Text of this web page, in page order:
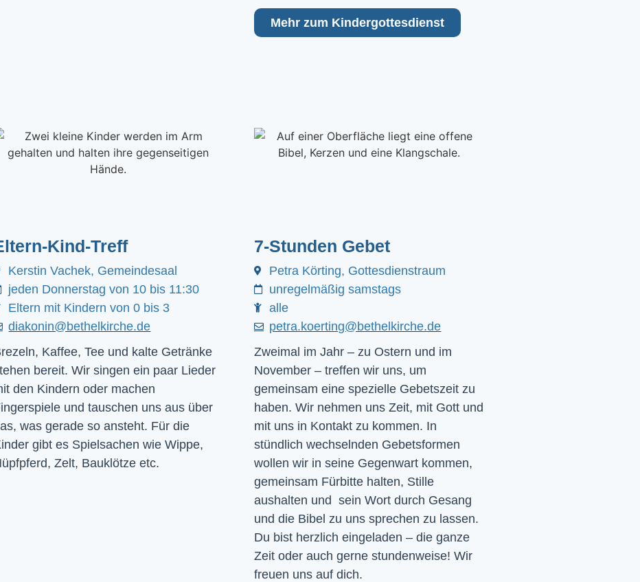
Mehr zum Kindergottesdienst
Kind-Treff
Kerstin Vachek, Gemeindesaal
jeden Donnerstag von 10 bis 11:30
Eltern mit Kindern von 0 bis 3
diakonin@bethelkirche.de
Kaffee, Tee und kalte Getränke
bereit. Wir singen ein paar Lieder
den Kindern oder machen
und tauschen uns aus über
was gerade so ansteht. Für die
gibt es Spielsachen wie Wippe,
Zelt, Bauklötze etc.
7-Stunden Gebet
Petra Körting, Gottesdienstraum
unregelmäßig samstags
alle
petra.koerting@bethelkirche.de
Zweimal im Jahr – zu Ostern und im
November – treffen wir uns, um
gemeinsam eine spezielle Gebetszeit zu
haben. Wir nehmen uns Zeit, mit Gott und
mit uns in Kontakt zu kommen. In
stündlich wechselnden Gebetsformen
wollen wir in seine Gegenwart kommen,
gemeinsam Fürbitte halten, Stille
aushalten und sein Wort durch Gesang
und die Bibel zu uns sprechen zu lassen.
Du bist herzlich eingeladen – die ganze
Zeit oder auch gerne stundenweise! Wir
freuen uns auf dich.